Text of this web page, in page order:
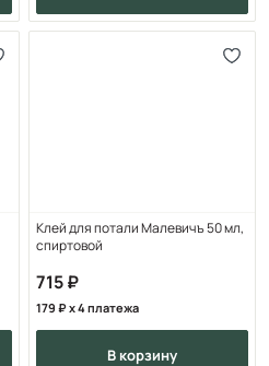
Клей для потали Малевичъ 50 мл,
спиртовой
715
179 x 4 платежа
в корзину